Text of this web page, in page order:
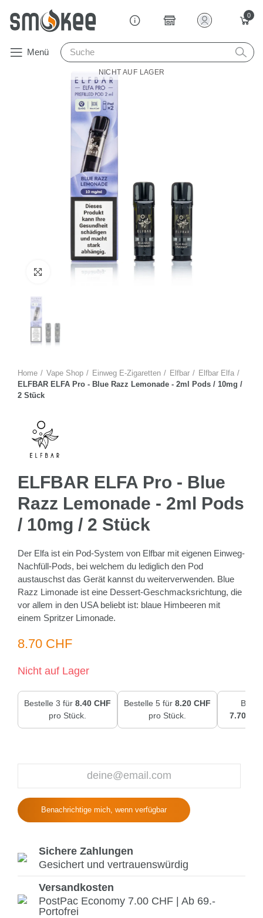
0
Menü
NICHT AUF LAGER
Zum Vergrössern anklicken
Home Vape Shop Einweg E-Zigaretten Elfbar
Elfbar Elfa
ELFBAR ELFA Pro - Blue Razz Lemonade - 2ml Pods / 10mg /
2 Stück
ELFBAR ELFA Pro - Blue
Razz Lemonade - 2ml Pods
/ 10mg / 2 Stück
Der Elfa ist ein Pod-System von Elfbar mit eigenen Einweg-
Nachfüll-Pods, bei welchem du lediglich den Pod
austauschst das Gerät kannst du weiterverwenden. Blue
Razz Limonade ist eine Dessert-Geschmacksrichtung, die
vor allem in den USA beliebt ist: blaue Himbeeren mit
einem Spritzer Limonade.
8.70 CHF
Nicht auf Lager
Bestelle 3 für 8.40 CHF
pro Stück.
Bestelle 5 für 8.20 CHF
pro Stück.
7.70
Benachrichtige mich, wenn verfügbar
Sichere Zahlungen
Gesichert und vertrauenswürdig
Versandkosten
PostPac Economy 7.00 CHF | Ab 69.-
Portofrei